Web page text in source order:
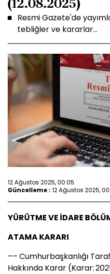
(12.08.2025)
Resmi Gazete'de
tebliğler ve kararlar...
12 Ağustos 2025, 00:05
Güncelleme : 12 Ağustos 2025,
YÜRÜTME VE İDARE
ATAMA KARARI
–– Cumhurbaşkanlığı
Hakkında Karar (Karar: